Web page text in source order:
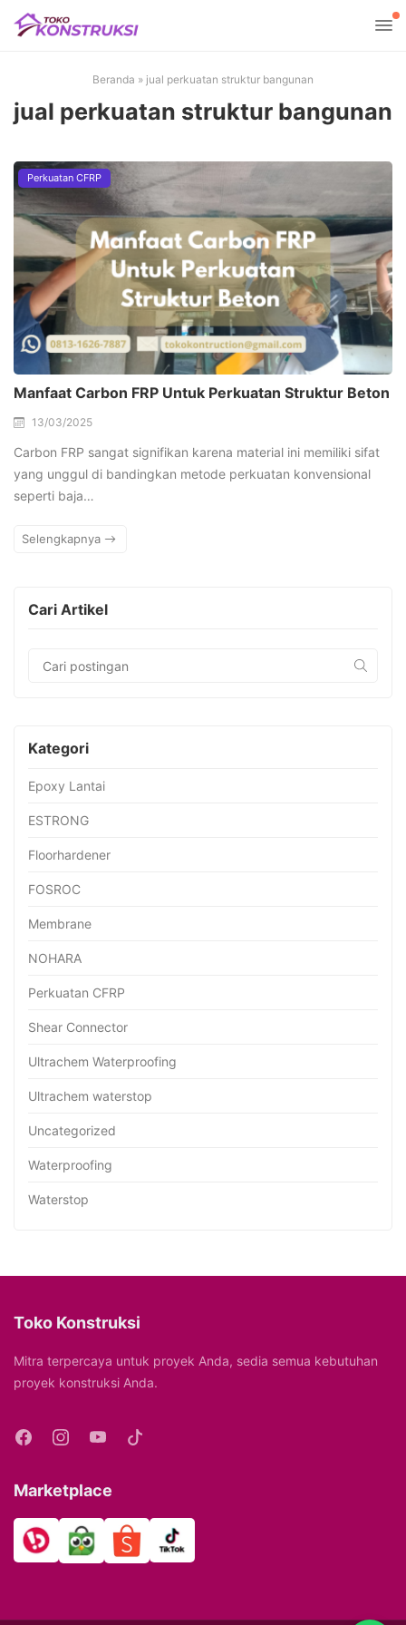
Beranda » jual perkuatan struktur bangunan
jual perkuatan struktur bangunan
Perkuatan CFRP
Manfaat Carbon FRP Untuk Perkuatan Struktur Beton
13/03/2025
Carbon FRP sangat signifikan karena material ini memiliki sifat
yang unggul di bandingkan metode perkuatan konvensional
seperti baja…
Selengkapnya
Cari Artikel
Kategori
Epoxy Lantai
ESTRONG
Floorhardener
FOSROC
Membrane
NOHARA
Perkuatan CFRP
Shear Connector
Ultrachem Waterproofing
Ultrachem waterstop
Uncategorized
Waterproofing
Waterstop
Toko Konstruksi
Mitra terpercaya untuk proyek Anda, sedia semua kebutuhan
proyek konstruksi Anda.
Marketplace